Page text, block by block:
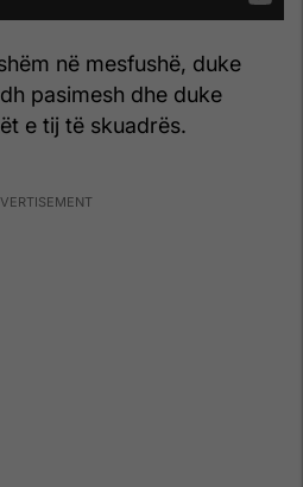
në mesfushë, duke
pasimesh dhe duke
e tij të skuadrës.